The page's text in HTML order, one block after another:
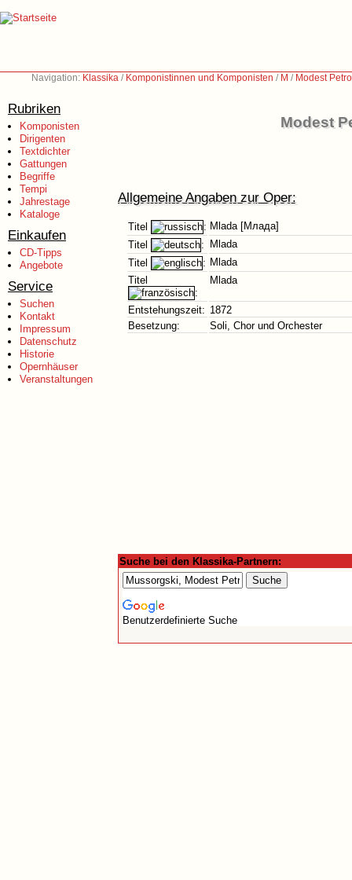
Navigation: Klassika / Komponistinnen und Komponisten / M / Modest
Rubriken
Komponisten
Dirigenten
Textdichter
Gattungen
Begriffe
Tempi
Jahrestage
Kataloge
Einkaufen
CD-Tipps
Angebote
Service
Suchen
Kontakt
Impressum
Datenschutz
Historie
Opernhäuser
Veranstaltungen
Modest
Allgemeine Angaben zur Oper:
Titel : Mlada [Млада]
Titel
:
Mlada
Titel
: Mlada
Titel
:
Mlada
Entstehungszeit: 1872
Besetzung:
Soli, Chor und Orchester
Suche bei den Klassika-Partnern:
Benutzerdefinierte Suche